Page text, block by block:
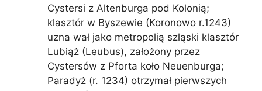
Cystersi z Altenburga pod Kolonią;
klasztór w Byszewie (Koronowo r.1243)
uzna wał jako metropolią szląski klasztór
Lubiąż (Leubus), założony przez
Cystersów z Pforta koło Neuenburga;
Paradyż (r. 1234) otrzymał pierwszych